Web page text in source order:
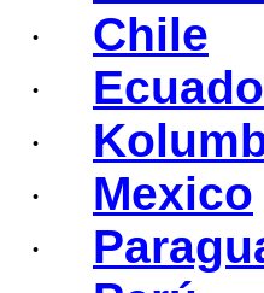
· Chile
·
·
· Mexico
·